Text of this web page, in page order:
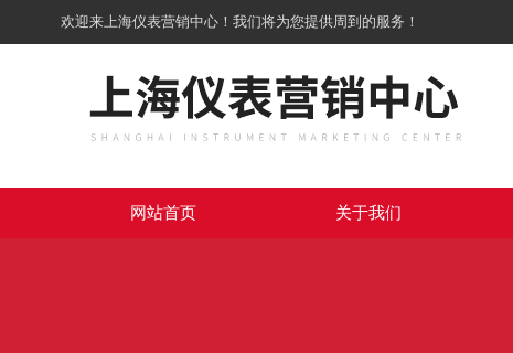
欢迎来上海仪表营销中心！我们将为您提供周到的服务！
网站首页 关于我们